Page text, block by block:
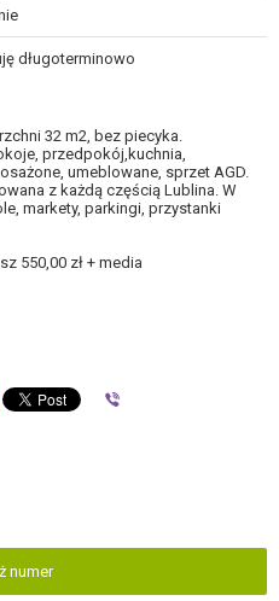
długoterminowo
32 m2, bez piecyka.
przedpokój,kuchnia,
umeblowane, sprzet AGD.
z każdą częścią Lublina. W
markety, parkingi, przystanki
550,00 zł + media
numer